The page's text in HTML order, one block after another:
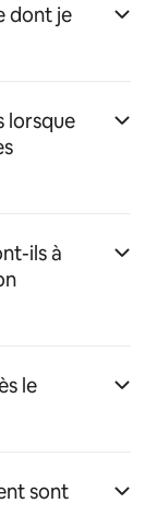
dont je
lorsque
ils à
le
sont